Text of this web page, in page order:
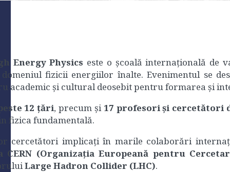
Energy Physics este o școală internațională de
fizicii energiilor înalte. Evenimentul se
academic și cultural deosebit pentru formarea și
12 țări, precum și 17 profesoriși cercetători
fizica fundamentală.
cercetători implicați în marile colaborări
(Organizația Europeană pentru
Large Hadron Collider (LHC).